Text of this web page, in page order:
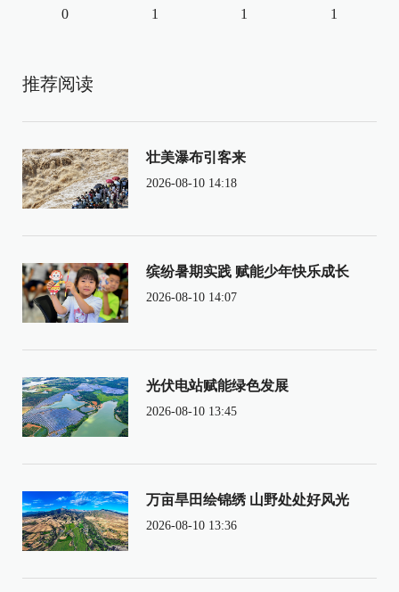
0 1 1 1
推荐阅读
壮美瀑布引客来
2026-08-10 14:18
缤纷暑期实践 赋能少年快乐成长
2026-08-10 14:07
光伏电站赋能绿色发展
2026-08-10 13:45
万亩旱田绘锦绣 山野处处好风光
2026-08-10 13:36